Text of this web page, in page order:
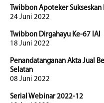
Twibbon Apoteker Sukseskan
24 Juni 2022
Twibbon Dirgahayu Ke-67 IAI
18 Juni 2022
Penandatanganan Akta Jual
Selatan
08 Juni 2022
Serial Webinar 2022-12